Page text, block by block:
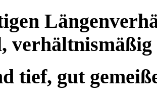
verhältnismäßig
tief, gut